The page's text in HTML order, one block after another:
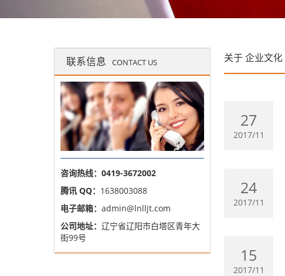
关于企业文化
27
2017/11
24
2017/11
15
2017/11
联系信息 CONTACT US
咨询热线：0419-3672002
腾讯 QQ： 1638003088
电子邮箱： admin@lnlljt.com
公司地址： 辽宁省辽阳市白塔区青年大
街99号